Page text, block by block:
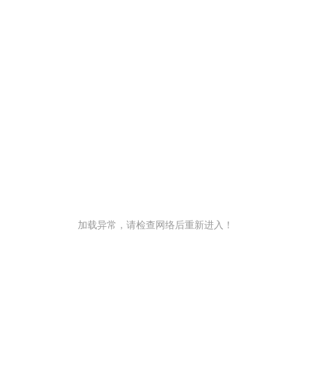
加载异常，请检查网络后重新进入！